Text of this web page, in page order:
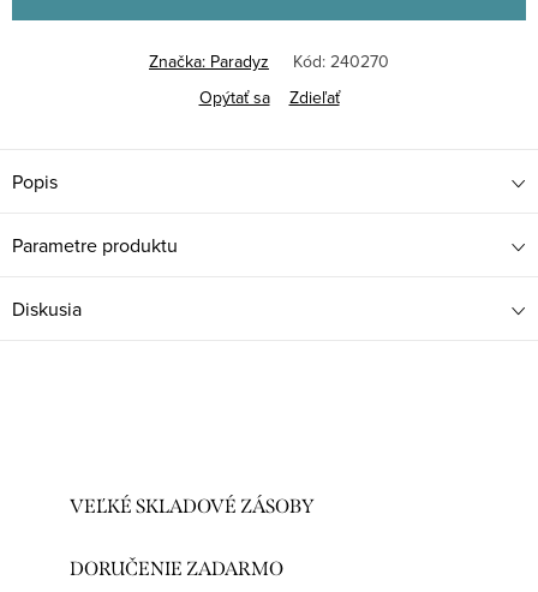
Značka: Paradyz Kód: 240270
Opýtať sa
Zdieľať
Popis
Parametre produktu
Diskusia
VEĽKÉ SKLADOVÉ ZÁSOBY
DORUČENIE ZADARMO